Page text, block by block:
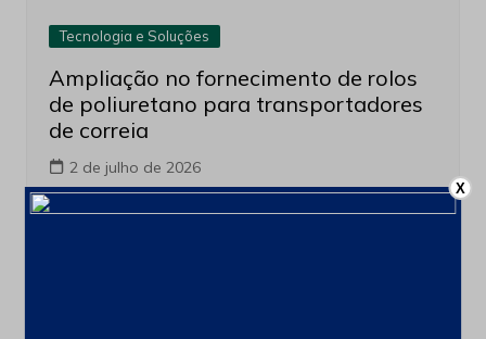
Tecnologia e Soluções
Ampliação no fornecimento de rolos
de poliuretano para transportadores
de correia
2 de julho de 2026
X